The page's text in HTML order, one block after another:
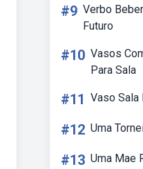
#9 Verbo
Futuro
#10 Vasos
Para Sala
#11 Vaso Sala
#12 Uma
#13 Uma Mae